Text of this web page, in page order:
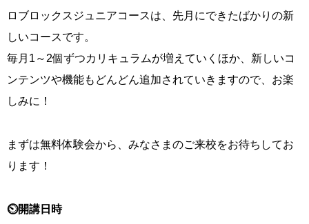
ロブロックスジュニアコースは、先月にできたばかりの新
しいコースです。
毎月1～2個ずつカリキュラムが増えていくほか、新しいコ
ンテンツや機能もどんどん追加されていきますので、お楽
しみに！
まずは無料体験会から、みなさまのご来校をお待ちしてお
ります！
⏲開講日時